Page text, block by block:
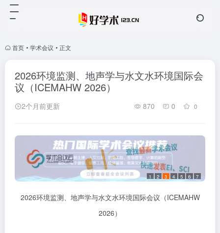
首页 • 学术会议 • 正文
2026环境监测、地声学与水文水环境国际会
议（ICEMAHW 2026）
2个月前更新 870 0 0
1 2 3 4 5 6 7
2026环境监测、地声学与水文水环境国际会议（ICEMAHW
2026）